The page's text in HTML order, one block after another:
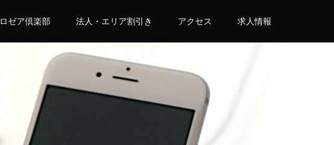
ロゼア倶楽部 法人・エリア割引き アクセス 求人情報